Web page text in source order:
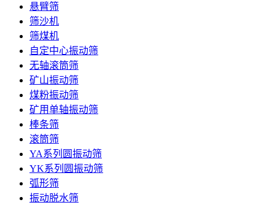
悬臂筛
筛沙机
筛煤机
自定中心振动筛
无轴滚筒筛
矿山振动筛
煤粉振动筛
矿用单轴振动筛
棒条筛
滚筒筛
YA系列圆振动筛
YK系列圆振动筛
弧形筛
振动脱水筛